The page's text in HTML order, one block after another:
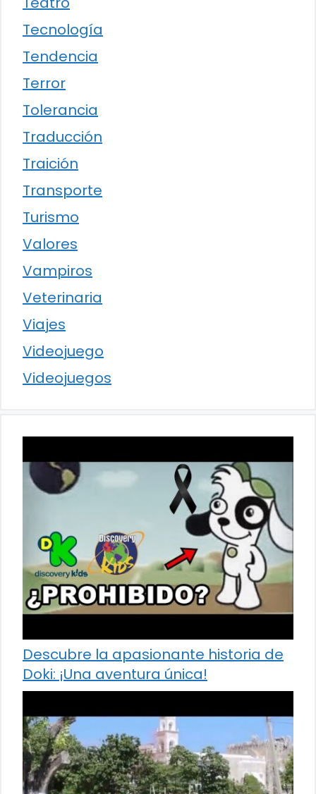
Tecnología
Tendencia
Terror
Tolerancia
Traducción
Traición
Transporte
Turismo
Valores
Vampiros
Veterinaria
Viajes
Videojuego
Videojuegos
Descubre la apasionante historia de
Doki: ¡Una aventura única!